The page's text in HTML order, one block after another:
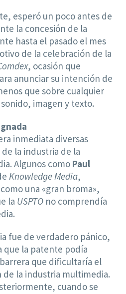
esperó un poco antes de
la concesión de la
hasta el pasado el mes
de la celebración de la
, ocasión que
anunciar su intención de
que sobre cualquier
imagen y texto.
inmediata diversas
la industria de la
Algunos como Paul
Knowledge Media,
una «gran broma»,
la USPTO no comprendía
fue de verdadero pánico,
que la patente podía
que dificultaría el
la industria multimedia.
cuando se